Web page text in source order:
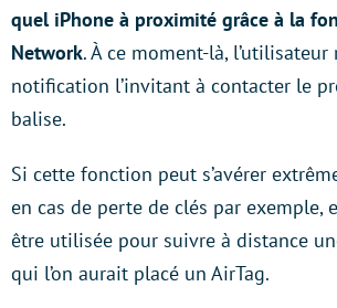
quel iPhone à proximité grâce à la
Network. À ce moment-là,
notification l’invitant à contacter le
balise.
Si cette fonction peut s’avérer
en cas de perte de clés par exemple,
être utilisée pour suivre à distance
qui l’on aurait placé un AirTag.